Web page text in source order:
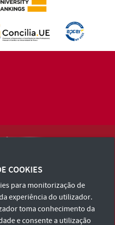
and Privacy Policy
Statement
COOKIES
para monitorização de
experiência do utilizador.
toma conhecimento da
e consente a utilização